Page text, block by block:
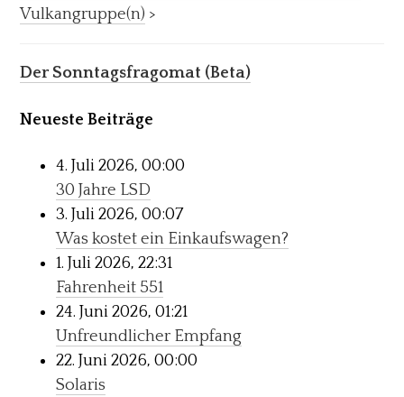
Vulkangruppe(n) >
Der Sonntagsfragomat (Beta)
Neueste Beiträge
4. Juli 2026, 00:00
30 Jahre LSD
3. Juli 2026, 00:07
Was kostet ein Einkaufswagen?
1. Juli 2026, 22:31
Fahrenheit 551
24. Juni 2026, 01:21
Unfreundlicher Empfang
22. Juni 2026, 00:00
Solaris